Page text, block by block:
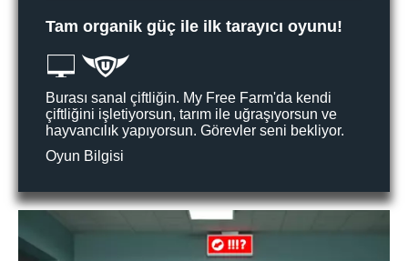
Tam organik güç ile ilk tarayıcı oyunu!
Burası sanal çiftliğin. My Free Farm'da kendi
çiftliğini işletiyorsun, tarım ile uğraşıyorsun ve
hayvancılık yapıyorsun. Görevler seni bekliyor.
Oyun Bilgisi